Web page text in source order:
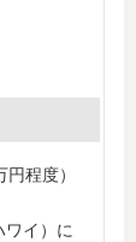
程度）
ワイ）に